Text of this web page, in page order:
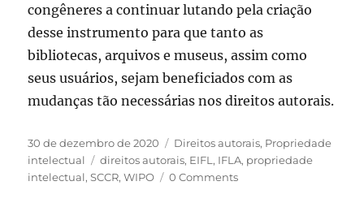
congêneres a continuar lutando pela criação
desse instrumento para que tanto as
bibliotecas, arquivos e museus, assim como
seus usuários, sejam beneficiados com as
mudanças tão necessárias nos direitos autorais.
Publicado
em
30 de dezembro de 2020 Categorias
Direitos autorais, Propriedade
intelectual
Tags
direitos autorais, EIFL , IFLA, propriedade
intelectual,SCCR,WIPO 0 Comments